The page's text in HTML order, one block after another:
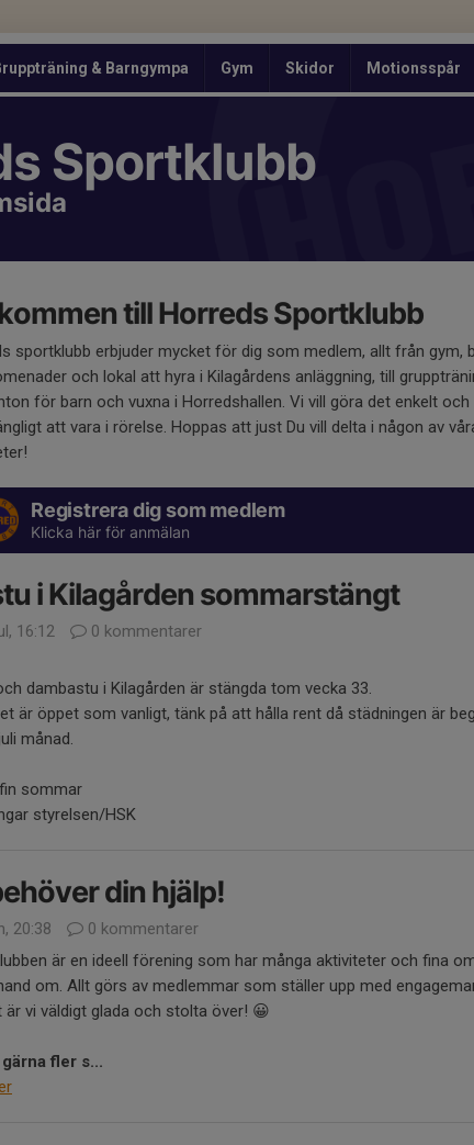
& Barngympa Gym Skidor Motionsspår
Sportklubb
till Horreds Sportklubb
sportklubb erbjuder mycket för dig som medlem, allt från gym,
och lokal att hyra i Kilagårdens anläggning, till
för barn och vuxna i Horredshallen. Vi vill göra det enkelt och
att vara i rörelse. Hoppas att just Du vill delta i någon av
Registrera dig som medlem
Klicka här för anmälan
i Kilagården sommarstängt
16:12
0 kommentarer
dambastu i Kilagården är stängda tom vecka 33.
är öppet som vanligt, tänk på att hålla rent då städningen är
månad.
sommar
styrelsen/HSK
din hjälp!
20:38
0 kommentarer
är en ideell förening som har många aktiviteter och fina
om. Allt görs av medlemmar som ställer upp med
är vi väldigt glada och stolta över! 😀
fler s...